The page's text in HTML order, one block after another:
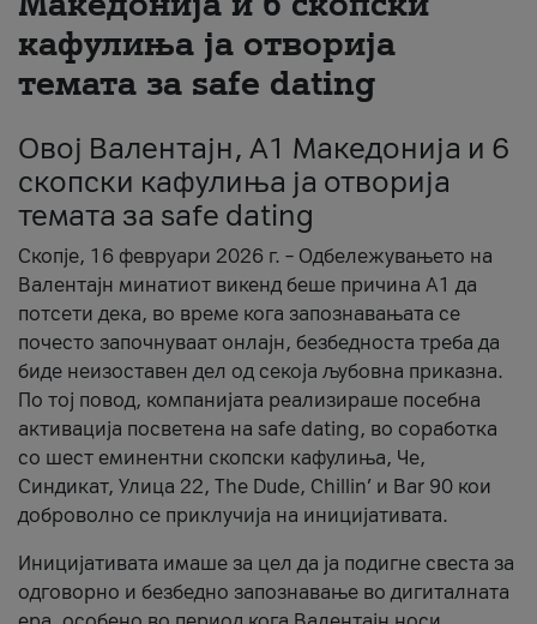
кафулиња ја отворија
темата за safe dating
Овој Валентајн, A1 Македонија и 6
скопски кафулиња ја отворија
темата за safe dating
Скопје, 16 февруари 2026 г. – Одбележувањето на
Валентајн минатиот викенд беше причина А1 да
потсети дека, во време кога запознавањата се
почесто започнуваат онлајн, безбедноста треба да
биде неизоставен дел од секоја љубовна приказна.
По тој повод, компанијата реализираше посебна
активација посветена на safe dating, во соработка
со шест еминентни скопски кафулиња, Че,
Синдикат, Улица 22, The Dude, Chillin’ и Bar 90 кои
доброволно се приклучија на иницијативата.
Иницијативата имаше за цел да ја подигне свеста за
одговорно и безбедно запознавање во дигиталната